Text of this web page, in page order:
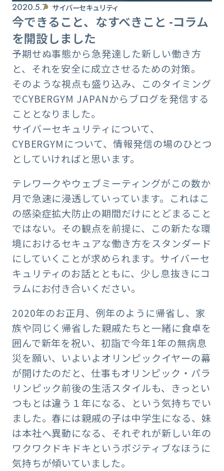
2020.5.7 サイバーセキュリティ
今できること、なすべきこと -コラム
を開設しました
予期せぬ事態から急発達した新しい働き方
と、それを安全に成立させるための対策。
そのような視点も盛り込み、このタイミング
でCYBERGYM JAPANからブログを発信する
こととなりました。
サイバーセキュリティについて、
CYBERGYMについて、情報発信の場のひとつ
としていければと思います。
テレワークやウェブミーティングがこの数か
月で急速に浸透していっています。これはこ
の感染症拡大防止の期間だけにとどまること
ではない。その観点を前提に、この新たな環
境におけるセキュアな働き方をスタンダード
にしていくことが求められます。サイバーセ
キュリティのお話とともに、少し息抜きにコ
ラムにお付き合いください。
2020年のお正月、例年のように帰省し、家
族や同じく帰省した親戚たちと一緒に食卓を
囲んで新年を祝い、初詣で今年1年の無病息
災を願い、いよいよオリンピックイヤーの幕
が開けたのだと、仕事もオリンピック・パラ
リンピック前後の生活スタイルも、きっとい
つもとは違う１年になる、という気持ちでい
ました。春には親戚の子は中学生になる、妹
は本社へ異動になる、それぞれが新しい年の
ワクワクドキドキというポジティブなほうに
気持ちが傾いていました。